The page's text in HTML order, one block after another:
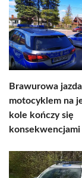
Brawurowa jazda
motocyklem na
kole kończy się
konsekwencjami